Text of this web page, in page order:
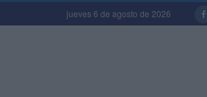
jueves 6 de agosto de 2026